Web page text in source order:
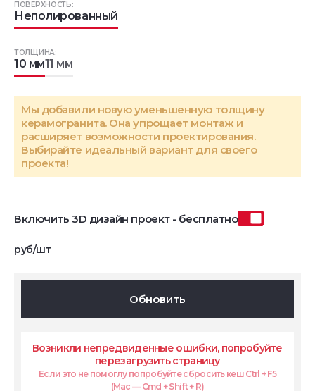
ТОЛЩИНА:
10 мм11 мм
ПОВЕРХНОСТЬ:
Неполированный
Мы добавили новую уменьшенную толщину
керамогранита. Она упрощает монтаж и
расширяет возможности проектирования.
Выбирайте идеальный вариант для своего
проекта!
Включить 3D дизайн проект - бесплатно
руб/шт
Обновить
Возникли непредвиденные ошибки, попробуйте
перезагрузить страницу
Если это не помоглу попробуйте сбросить кеш Ctrl + F5
(Mac — Cmd + Shift + R)